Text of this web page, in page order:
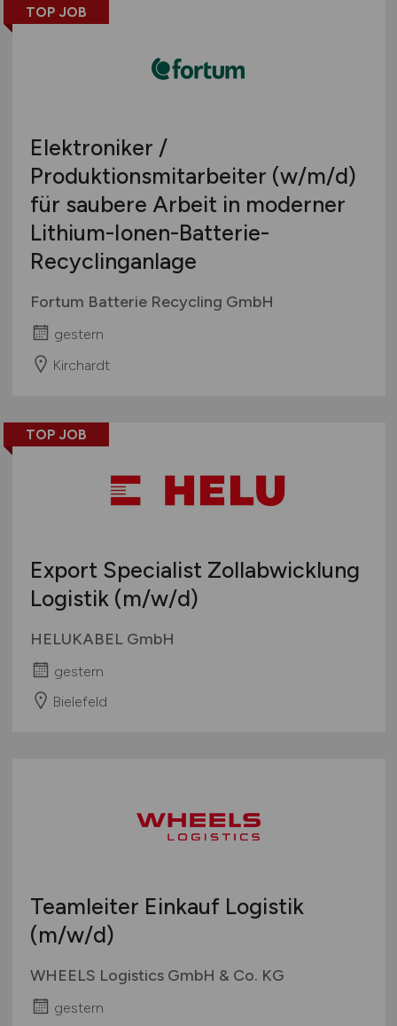
TOP JOB
Elektroniker /
Produktionsmitarbeiter (w/m/d)
für saubere Arbeit in moderner
Lithium-Ionen-Batterie-
Recyclinganlage
Fortum Batterie Recycling GmbH
gestern
Kirchardt
TOP JOB
Export Specialist Zollabwicklung
Logistik (m/w/d)
HELUKABEL GmbH
gestern
Bielefeld
Teamleiter Einkauf Logistik
(m/w/d)
WHEELS Logistics GmbH & Co. KG
gestern